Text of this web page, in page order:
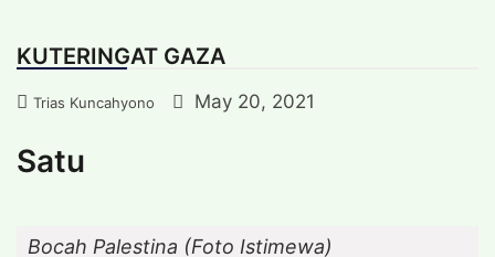
KUTERINGAT GAZA
Trias Kuncahyono May 20, 2021
Satu
Bocah Palestina (Foto Istimewa)